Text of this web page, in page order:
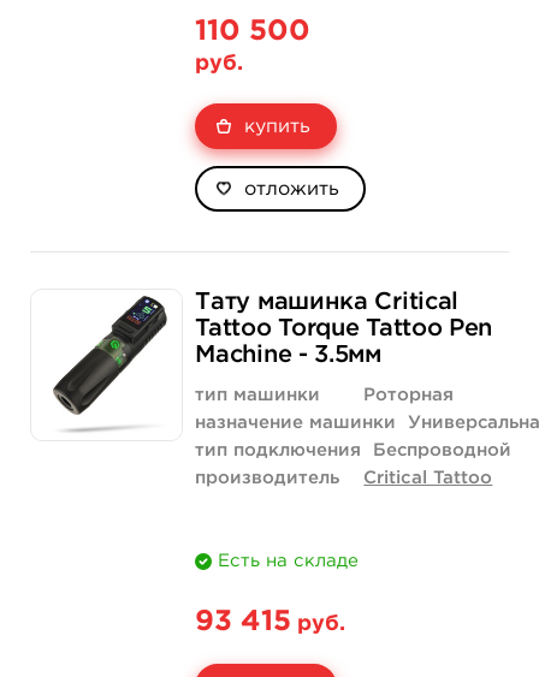
110 500
руб.
купить
отложить
Тату машинка Critical
Tattoo Torque Tattoo Pen
Machine - 3.5мм
тип машинки
Роторная
назначение машинки
тип подключения
Беспроводной
производитель
Critical Tattoo
Есть на складе
93 415 руб.